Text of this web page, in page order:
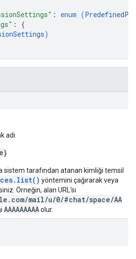
: enum (
: {
)
adı.
sistem tarafından atanan kimliği temsil
yöntemini çağırarak veya
Örneğin, alan URL'si
mail/u/0/#chat/space/AA
AAAAAAAAAolur.